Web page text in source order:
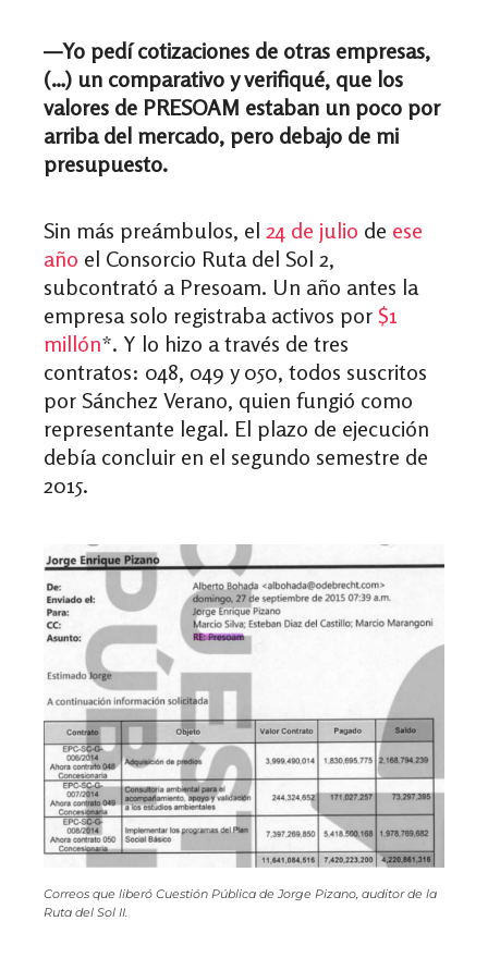
—Yo pedí cotizaciones de otras empresas,
(…) un comparativo y verifiqué, que los
valores de PRESOAM estaban un poco por
arriba del mercado, pero debajo de mi
presupuesto.
Sin más preámbulos, el 24 de julio de ese
año el Consorcio Ruta del Sol 2,
subcontrató a Presoam. Un año antes la
empresa solo registraba activos por $1
millón*. Y lo hizo a través de tres
contratos: 048, 049 y 050, todos suscritos
por Sánchez Verano, quien fungió como
representante legal. El plazo de ejecución
debía concluir en el segundo semestre de
2015.
Correos que liberó Cuestión Pública de Jorge Pizano, auditor de la
Ruta del Sol II.